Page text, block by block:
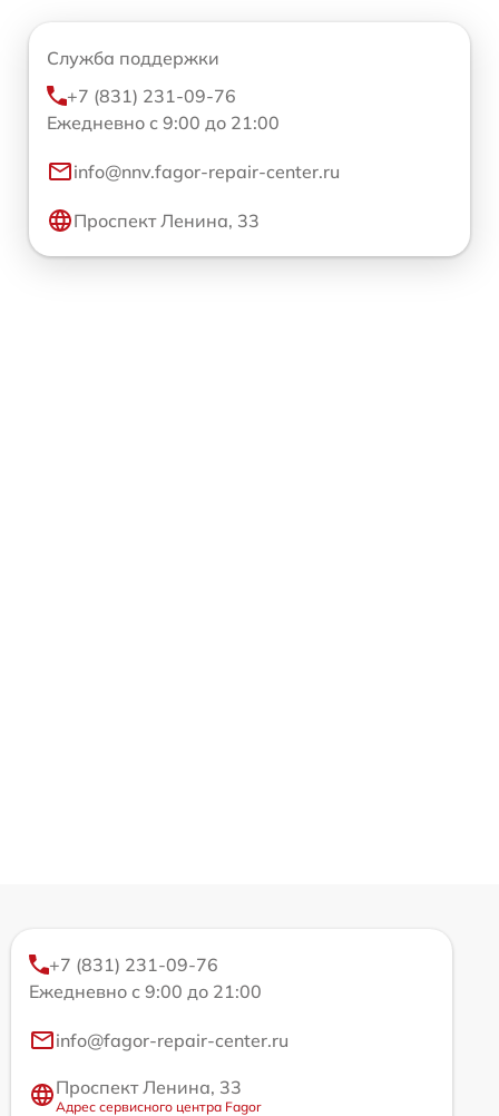
Служба поддержки
+7 (831) 231-09-76
Ежедневно с 9:00 до 21:00
info@nnv.fagor-repair-center.ru
Проспект Ленина, 33
+7 (831) 231-09-76
Ежедневно с 9:00 до 21:00
info@fagor-repair-center.ru
Проспект Ленина, 33
Адрес сервисного центра Fagor